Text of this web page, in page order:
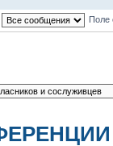
Поле